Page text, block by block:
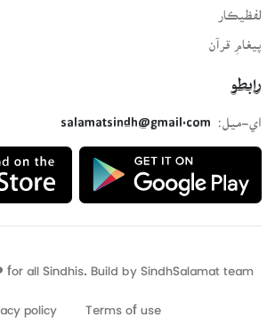
لفظيڪار
پيغامِ قرآن
رابطو
اي-ميل:
salamatsindh@gmail.com
for all Sindhis. Build by SindhSalamat
Terms of use
policy